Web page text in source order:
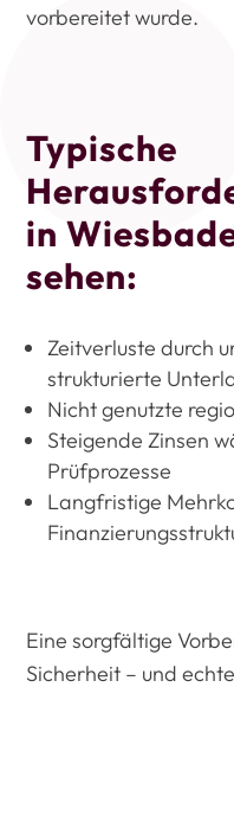
vorbereitet wurde.
Typische
in
sehen:
Zeitverluste durch
strukturierte
Nicht genutzte
Steigende Zinsen
Prüfprozesse
Langfristige
Eine sorgfältige
Sicherheit – und